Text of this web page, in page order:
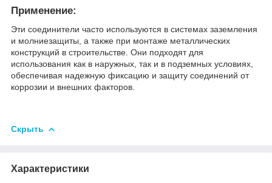
Применение:
Эти соединители часто используются в системах заземления
и молниезащиты, а также при монтаже металлических
конструкций в строительстве. Они подходят для
использования как в наружных, так и в подземных условиях,
обеспечивая надежную фиксацию и защиту соединений от
коррозии и внешних факторов.
Скрыть
Характеристики